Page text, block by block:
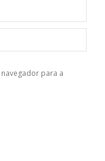
para a